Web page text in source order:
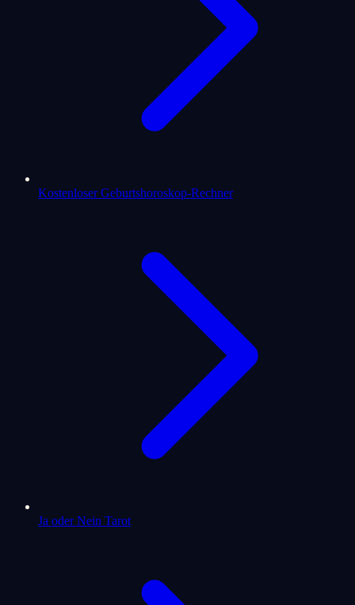
Kostenloser Geburtshoroskop-Rechner
Ja oder Nein Tarot